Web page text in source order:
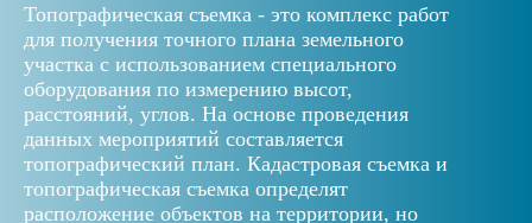
Топографическая съемка - это комплекс работ
для получения точного плана земельного
участка с использованием специального
оборудования по измерению высот,
расстояний, углов. На основе проведения
данных мероприятий составляется
топографический план. Кадастровая съемка и
топографическая съемка определят
расположение объектов на территории, но